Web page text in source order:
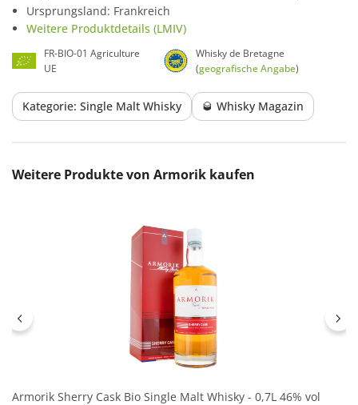
Ursprungsland: Frankreich
Weitere Produktdetails (LMIV)
FR-BIO-01 Agriculture
UE
Whisky de Bretagne
(geografische Angabe)
Kategorie: Single Malt Whisky 🥃 Whisky Magazin
Produktgalerie überspringen
Weitere Produkte von Armorik kaufen
Armorik Sherry Cask Bio Single Malt Whisky - 0,7L 46% vol